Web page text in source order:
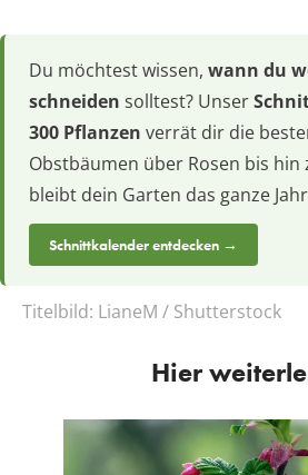
Du möchtest wissen, wann du
schneiden solltest? Unser
300 Pflanzen verrät dir die
Obstbäumen über Rosen bis hin
bleibt dein Garten das ganze
Schnittkalender entdecken →
Titelbild: LianeM / Shutterstock
Hier